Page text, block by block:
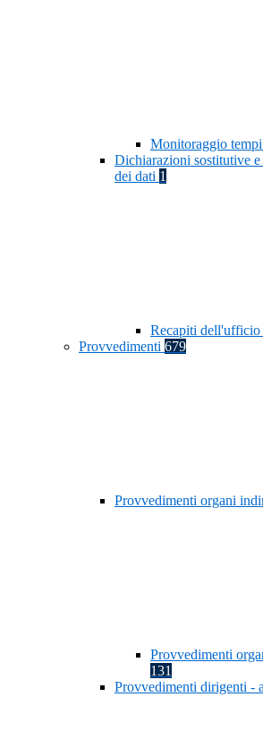
Monitoraggio
Dichiarazioni sostitutive
dei dati 1
Recapiti dell'ufficio
Provvedimenti 679
Provvedimenti organi
Provvedimenti
131
Provvedimenti dirigenti -